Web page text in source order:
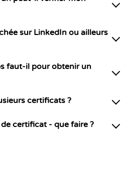
sur LinkedIn ou ailleurs
faut-il pour obtenir un
certificats ?
certificat - que faire ?